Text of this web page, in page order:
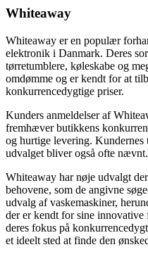
Whiteaway
Whiteaway er en populær
elektronik i Danmark. Deres
tørretumblere, køleskabe og
omdømme og er kendt for at
konkurrencedygtige priser.
Kunders anmeldelser af
fremhæver butikkens
og hurtige levering.
udvalget bliver også ofte nævnt.
Whiteaway har nøje udvalgt
behovene, som de angivne
udvalg af vaskemaskiner,
der er kendt for sine
deres fokus på
et ideelt sted at finde den